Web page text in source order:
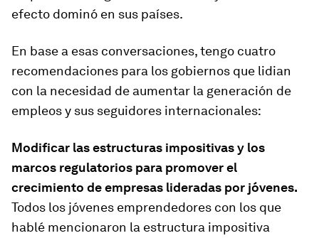
efecto dominó en sus países.
En base a esas conversaciones, tengo cuatro
recomendaciones para los gobiernos que lidian
con la necesidad de aumentar la generación de
empleos y sus seguidores internacionales:
Modificar las estructuras impositivas y los
marcos regulatorios para promover el
crecimiento de empresas lideradas por jóvenes.
Todos los jóvenes emprendedores con los que
hablé mencionaron la estructura impositiva